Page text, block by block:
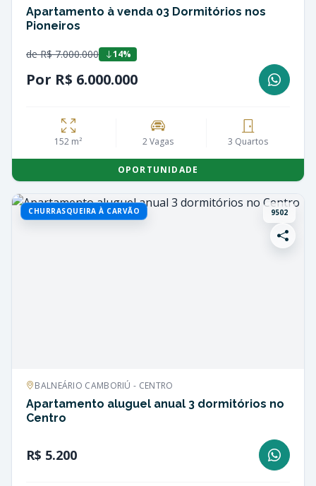
Apartamento à venda 03 Dormitórios nos
Pioneiros
de R$ 7.000.000 14%
Por R$ 6.000.000
152 m² 2 Vagas 3 Quartos
OPORTUNIDADE
CHURRASQUEIRA À CARVÃO 9502
BALNEÁRIO CAMBORIÚ - CENTRO
Apartamento aluguel anual 3 dormitórios no
Centro
R$ 5.200